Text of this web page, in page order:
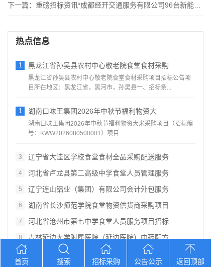
下一篇： 重磅招标资讯*成都经开交通服务有限公司96台新能源公交车动力
热点信息
1 黑龙江省孙吴县农村中心敬老院食堂食材采购
黑龙江省孙吴县农村中心敬老院食堂食材采购项目招标公告项
目所在地区：黑龙江省，黑河市，孙吴县一、招标条...
1 湖南口味王集团2026年中秋节福利物资大
湖南口味王集团2026年中秋节福利物资大米采购项目（招标编
号：KWW2026080500001）项目...
3 辽宁省大洼区学校食堂食材全品采购配送服务
4 河北省卢龙县第二高级中学食堂人员管理服务
5 辽宁连山铝业（集团）有限公司会计外包服务
6 湖南省长沙师范学院食堂物资供货商采购项目
7 河北省沧州市第七中学食堂人员服务项目招标
8 吉林延边大学附属医院（延边医院）中药配方
9 河北省张家口市尚义县中小学校校园餐食材集
首页 搜索 招标采购 公告公示 返回顶部